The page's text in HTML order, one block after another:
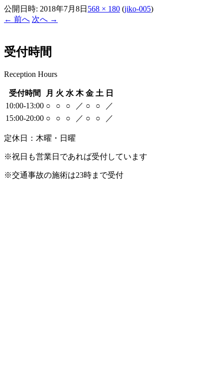
公開日時: 2018年7月8日 568 × 180 (jiko-005)
← 前へ 次へ →
受付時間
Reception Hours
受付時間 月 火 水 木 金 土 日
10:00-13:00 ○ ○ ○ ／ ○ ○
／
15:00-20:00 ○ ○ ○ ／ ○ ○ ／
定休日：木曜・日曜
※祝日も営業日であれば受付しています
※交通事故の施術は23時まで受付